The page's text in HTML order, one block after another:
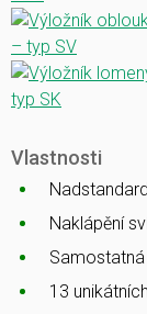
Vlastnosti
Naklápění
13